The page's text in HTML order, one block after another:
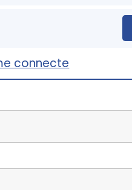
connecte